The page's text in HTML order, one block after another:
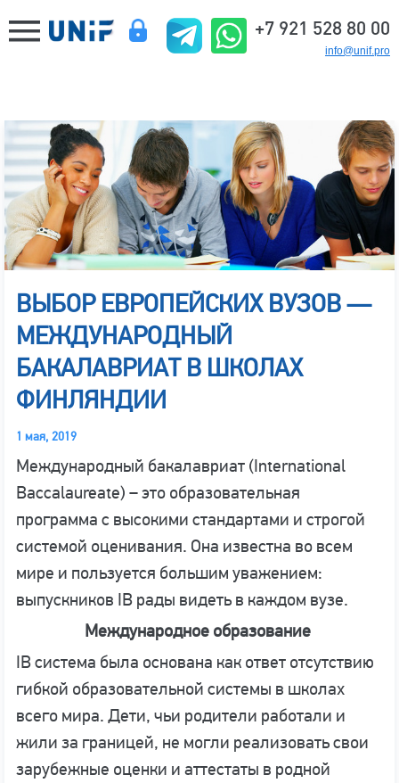
+7 921 528 80 00
info@unif.pro
ВЫБОР ЕВРОПЕЙСКИХ ВУЗОВ —
МЕЖДУНАРОДНЫЙ
БАКАЛАВРИАТ В ШКОЛАХ
ФИНЛЯНДИИ
1 мая, 2019
Международный бакалавриат (International
Baccalaureate) – это образовательная
программа с высокими стандартами и строгой
системой оценивания. Она известна во всем
мире и пользуется большим уважением:
выпускников IB рады видеть в каждом вузе.
Международное образование
IB система была основана как ответ отсутствию
гибкой образовательной системы в школах
всего мира. Дети, чьи родители работали и
жили за границей, не могли реализовать свои
зарубежные оценки и аттестаты в родной